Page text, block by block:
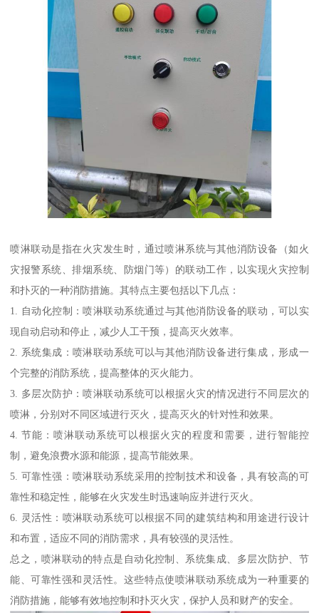
喷淋联动是指在火灾发生时，通过喷淋系统与其他消防设备（如火
灾报警系统、排烟系统、防烟门等）的联动工作，以实现火灾控制
和扑灭的一种消防措施。其特点主要包括以下几点：
1. 自动化控制：喷淋联动系统通过与其他消防设备的联动，可以实
现自动启动和停止，减少人工干预，提高灭火效率。
2. 系统集成：喷淋联动系统可以与其他消防设备进行集成，形成一
个完整的消防系统，提高整体的灭火能力。
3. 多层次防护：喷淋联动系统可以根据火灾的情况进行不同层次的
喷淋，分别对不同区域进行灭火，提高灭火的针对性和效果。
4. 节能：喷淋联动系统可以根据火灾的程度和需要，进行智能控
制，避免浪费水源和能源，提高节能效果。
5. 可靠性强：喷淋联动系统采用的控制技术和设备，具有较高的可
靠性和稳定性，能够在火灾发生时迅速响应并进行灭火。
6. 灵活性：喷淋联动系统可以根据不同的建筑结构和用途进行设计
和布置，适应不同的消防需求，具有较强的灵活性。
总之，喷淋联动的特点是自动化控制、系统集成、多层次防护、节
能、可靠性强和灵活性。这些特点使喷淋联动系统成为一种重要的
消防措施，能够有效地控制和扑灭火灾，保护人员和财产的安全。